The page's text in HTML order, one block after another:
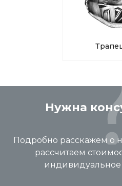
Нужна
Подробно расскажем о
рассчитаем